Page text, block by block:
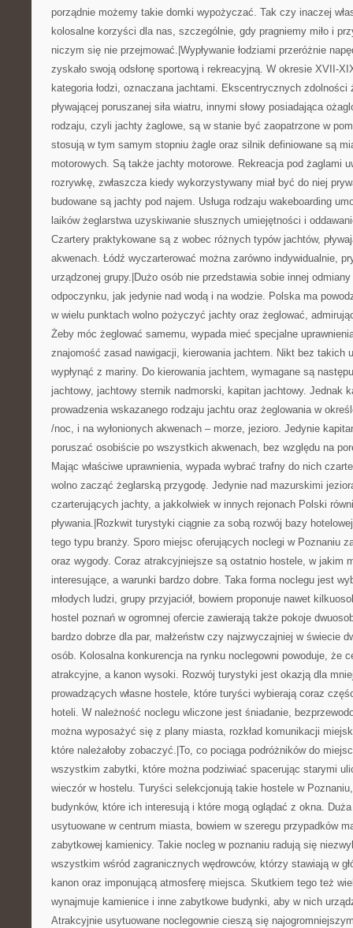
porządnie możemy takie domki wypożyczać. Tak czy inaczej
kolosalne korzyści dla nas, szczególnie, gdy pragniemy miło i
niczym się nie przejmować.|Wypływanie łodziami przeróżnie
zyskało swoją odsłonę sportową i rekreacyjną. W okresie XVII-
kategoria łodzi, oznaczana jachtami. Ekscentrycznych zdolności
pływającej poruszanej siła wiatru, innymi słowy posiadająca
rodzaju, czyli jachty żaglowe, są w stanie być zaopatrzone w
stosują w tym samym stopniu żagle oraz silnik definiowane są
motorowych. Są także jachty motorowe. Rekreacja pod żaglami
rozrywkę, zwłaszcza kiedy wykorzystywany miał być do niej
budowane są jachty pod najem. Usługa rodzaju wakeboarding
laików żeglarstwa uzyskiwanie słusznych umiejętności i
Czartery praktykowane są z wobec różnych typów jachtów,
akwenach. Łódź wyczarterować można zarówno indywidualnie,
urządzonej grupy.|Dużo osób nie przedstawia sobie innej
odpoczynku, jak jedynie nad wodą i na wodzie. Polska ma
w wielu punktach wolno pożyczyć jachty oraz żeglować,
Żeby móc żeglować samemu, wypada mieć specjalne
znajomość zasad nawigacji, kierowania jachtem. Nikt bez takich
wypłynąć z mariny. Do kierowania jachtem, wymagane są
jachtowy, jachtowy sternik nadmorski, kapitan jachtowy. Jednak
prowadzenia wskazanego rodzaju jachtu oraz żeglowania w
/noc, i na wyłonionych akwenach – morze, jezioro. Jedynie
poruszać osobiście po wszystkich akwenach, bez względu na
Mając właściwe uprawnienia, wypada wybrać trafny do nich
wolno zacząć żeglarską przygodę. Jedynie nad mazurskimi
czarterujących jachty, a jakkolwiek w innych rejonach Polski
pływania.|Rozkwit turystyki ciągnie za sobą rozwój bazy
tego typu branży. Sporo miejsc oferujących noclegi w Poznaniu
oraz wygody. Coraz atrakcyjniejsze są ostatnio hostele, w jakim
interesujące, a warunki bardzo dobre. Taka forma noclegu jest
młodych ludzi, grupy przyjaciół, bowiem proponuje nawet
hostel poznań w ogromnej ofercie zawierają także pokoje
bardzo dobrze dla par, małżeństw czy najzwyczajniej w świecie
osób. Kolosalna konkurencja na rynku noclegowni powoduje, że
atrakcyjne, a kanon wysoki. Rozwój turystyki jest okazją dla
prowadzących własne hostele, które turyści wybierają coraz
hoteli. W należność noclegu wliczone jest śniadanie,
można wyposażyć się z plany miasta, rozkład komunikacji
które należałoby zobaczyć.|To, co pociąga podróżników do
wszystkim zabytki, które można podziwiać spacerując starymi
wieczór w hostelu. Turyści selekcjonują takie hostele w
budynków, które ich interesują i które mogą oglądać z okna.
usytuowane w centrum miasta, bowiem w szeregu przypadków
zabytkowej kamienicy. Takie nocleg w poznaniu radują się
wszystkim wśród zagranicznych wędrowców, którzy stawiają w
kanon oraz imponującą atmosferę miejsca. Skutkiem tego też
wynajmuje kamienice i inne zabytkowe budynki, aby w nich
Atrakcyjnie usytuowane noclegownie cieszą się